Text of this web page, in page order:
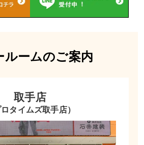
ルームのご案内
取手店
ロタイムズ取手店）